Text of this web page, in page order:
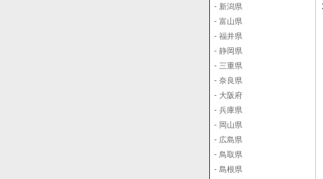
- 新潟県
- 富山県
- 福井県
- 静岡県
- 三重県
- 奈良県
- 大阪府
- 兵庫県
- 岡山県
- 広島県
- 鳥取県
- 島根県